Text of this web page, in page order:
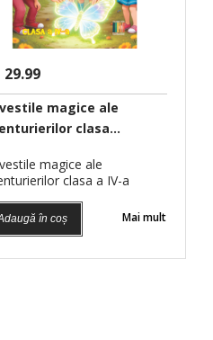
magice ale
clasa...
magice ale
clasa a IV-a
în coș Mai mult